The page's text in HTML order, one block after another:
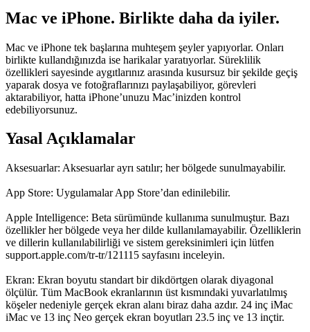
Mac ve iPhone. Birlikte daha da iyiler.
Mac ve iPhone tek başlarına muhteşem şeyler yapıyorlar. Onları
birlikte kullandığınızda ise harikalar yaratıyorlar. Süreklilik
özellikleri sayesinde aygıtlarınız arasında kusursuz bir şekilde geçiş
yaparak dosya ve fotoğraflarınızı paylaşabiliyor, görevleri
aktarabiliyor, hatta iPhone’unuzu Mac’inizden kontrol
edebiliyorsunuz.
Yasal Açıklamalar
Aksesuarlar: Aksesuarlar ayrı satılır; her bölgede sunulmayabilir.
App Store: Uygulamalar App Store’dan edinilebilir.
Apple Intelligence: Beta sürümünde kullanıma sunulmuştur. Bazı
özellikler her bölgede veya her dilde kullanılamayabilir. Özelliklerin
ve dillerin kullanılabilirliği ve sistem gereksinimleri için lütfen
support.apple.com/tr-tr/121115 sayfasını inceleyin.
Ekran: Ekran boyutu standart bir dikdörtgen olarak diyagonal
ölçülür. Tüm MacBook ekranlarının üst kısmındaki yuvarlatılmış
köşeler nedeniyle gerçek ekran alanı biraz daha azdır. 24 inç iMac
iMac ve 13 inç Neo gerçek ekran boyutları 23.5 inç ve 13 inçtir.